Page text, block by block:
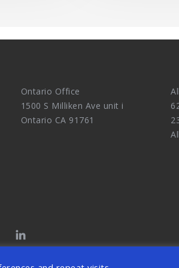
Ontario Office
1500 S Milliken Ave unit i
Ontario CA 91761
Design Master. ALL RIGHTS